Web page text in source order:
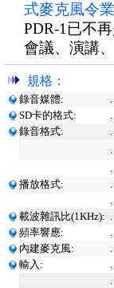
式麥克風令
PDR-1已不
會議、演講
規格：
錄音媒體:
SD卡的格式:
錄音格式:
播放格式:
載波雜訊比(1KHz):
頻率響應:
內建麥克風:
輸入: